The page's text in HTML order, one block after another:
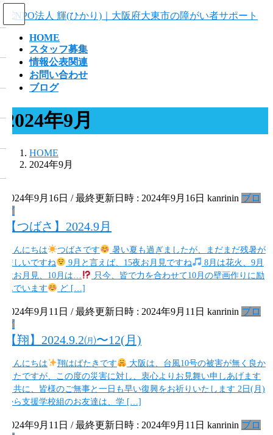
ン
ス
ッ
プ
ビ
ン
移
動
HOME
スタッフ募集
情報公表関連
お問い合わせ
ブログ
2024年9月
HOME
2024年9月
2024年9月16日 / 最終更新日時 : 2024年9月16日 kanrinin ブロ
グ
【つばさ】2024.9月
こんにちは つばさです
暑い夏も過ぎましたが、まだまだ残暑が
厳しいですね
9月と言えば、15夜お月見ですね
8月は花火、9月
はお月見、10月は…
只今、皆で力を合わせて10月の壁画作りに励
んでいます
ど […]
2024年9月11日 / 最終更新日時 : 2024年9月11日 kanrinin ブロ
グ
【翔】2024.9.2㈪〜12(月)
こんにちは 翔はばたきです
大阪は、台風10号の被害が無く良か
ったですが、この度の災害に対し、衷心よりお見舞い申しあげます
と共に、皆様のご無事と一日も早い復興をお祈りいたします 2日(月)
から支援学校組のお友達は、学 […]
2024年9月11日 / 最終更新日時 : 2024年9月11日 kanrinin ブロ